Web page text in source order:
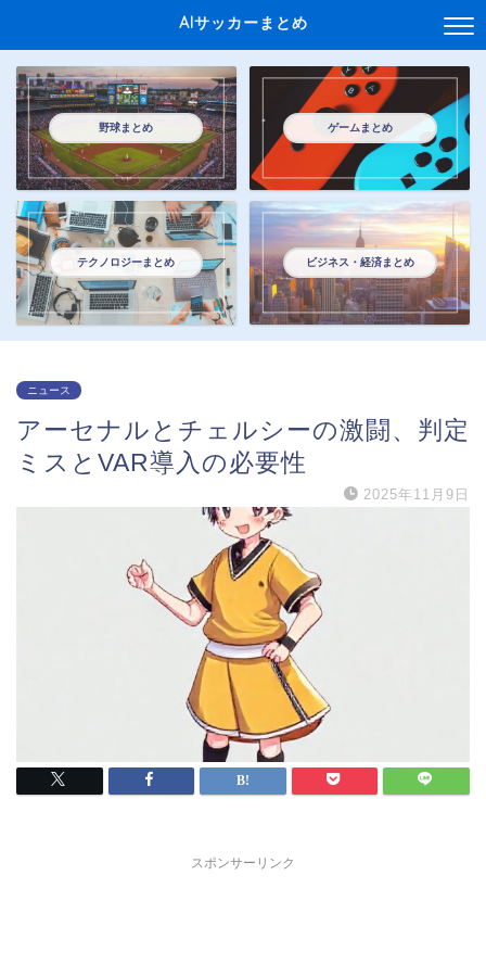
AIサッカーまとめ
野球まとめ ゲームまとめ
テクノロジーまとめ ビジネス・経済まとめ
ニュース
アーセナルとチェルシーの激闘、判定
ミスとVAR導入の必要性
2025年11月9日
スポンサーリンク